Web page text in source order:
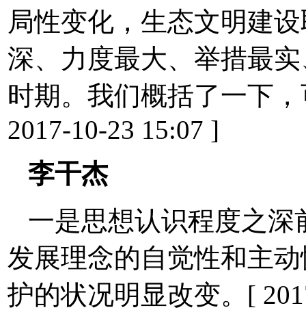
局性变化，生态文明建
深、力度最大、举措最
时期。我们概括了一下
2017-10-23 15:07 ]
李干杰
一是思想认识程度之
发展理念的自觉性和主
护的状况明显改变。[